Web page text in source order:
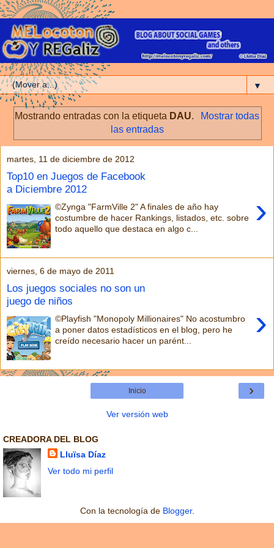
▼
Mostrando entradas con la etiqueta DAU.
Mostrar todas
las entradas
martes, 11 de diciembre de 2012
Top10 en Juegos de Facebook
a Diciembre 2012
›
©Zynga "FarmVille 2" A finales de año hay
costumbre de hacer Rankings, listados, etc. sobre
todo aquello que destaca en algo c...
viernes, 6 de mayo de 2011
Los juegos sociales no son un
juego de niños
›
©Playfish "Monopoly Millionaires" No acostumbro
a poner datos estadísticos en el blog, pero he
creído necesario hacer un parént...
›
Inicio
Ver versión web
CREADORA DEL BLOG
Lluïsa Díaz
Ver todo mi perfil
Con la tecnología de Blogger.